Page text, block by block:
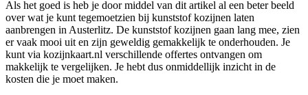
Als het goed is heb je door middel van dit artikel al een beter beeld
over wat je kunt tegemoetzien bij kunststof kozijnen laten
aanbrengen in Austerlitz. De kunststof kozijnen gaan lang mee, zien
er vaak mooi uit en zijn geweldig gemakkelijk te onderhouden. Je
kunt via kozijnkaart.nl verschillende offertes ontvangen om
makkelijk te vergelijken. Je hebt dus onmiddellijk inzicht in de
kosten die je moet maken.